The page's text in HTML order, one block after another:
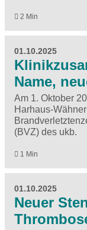
2 Min
01.10.2025
Name,
Am 1. Oktober
Harhaus-
(BVZ) des ukb.
1 Min
01.10.2025
Neuer